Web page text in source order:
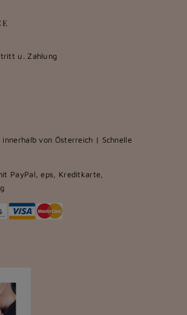
u. Zahlung
innerhalb von Österreich | Schnelle
PayPal, eps, Kreditkarte,